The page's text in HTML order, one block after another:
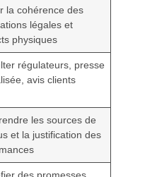
la cohérence des
légales et
physiques
régulateurs, presse
avis clients
les sources de
et la justification des